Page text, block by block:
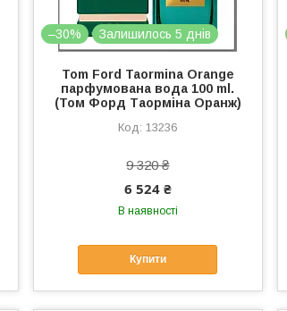
–30% Залишилось 5 днів
Tom Ford Taormina Orange
парфумована вода 100 ml.
(Том Форд Таорміна Оранж)
13236
9 320 ₴
6 524 ₴
В наявності
Купити